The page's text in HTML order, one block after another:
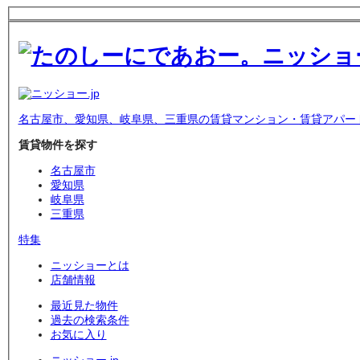
名古屋市、愛知県、岐阜県、三重県の賃貸マンション・賃貸アパー
賃貸物件を探す
名古屋市
愛知県
岐阜県
三重県
特集
ニッショーとは
店舗情報
最近見た物件
過去の検索条件
お気に入り